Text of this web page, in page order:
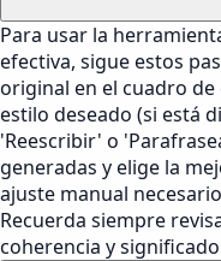
Para usar la
efectiva, sigue estos
original en el cuadro de
estilo deseado (si está
'Reescribir' o
generadas y elige la
ajuste manual
Recuerda siempre
coherencia y